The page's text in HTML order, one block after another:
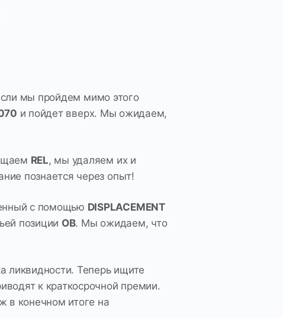
мы пройдем мимо этого
и пойдет вверх. Мы ожидаем,
REL, мы удаляем их и
познается через опыт!
с помощью DISPLACEMENT
позиции OB. Мы ожидаем, что
ликвидности. Теперь ищите
к краткосрочной премии.
в конечном итоге на